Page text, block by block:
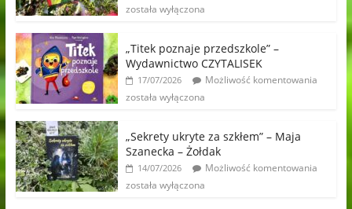
została wyłączona
„Titek poznaje przedszkole” –
Wydawnictwo CZYTALISEK
17/07/2026
Możliwość komentowania
została wyłączona
„Sekrety ukryte za szkłem” – Maja
Szanecka – Żołdak
14/07/2026
Możliwość komentowania
została wyłączona